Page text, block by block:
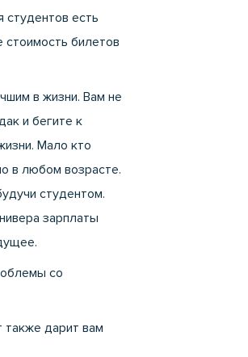
есть
стоимость билетов
в жизни. Вам не
и бегите к
Мало кто
в любом возрасте.
студентом.
зарплаты
со
также дарит вам